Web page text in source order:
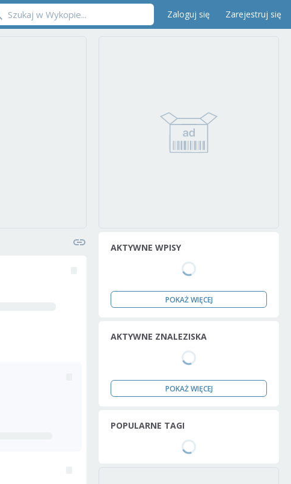
Zaloguj się Zarejestruj się
AKTYWNE WPISY
POKAŻ WIĘCEJ
AKTYWNE ZNALEZISKA
POKAŻ WIĘCEJ
POPULARNE TAGI